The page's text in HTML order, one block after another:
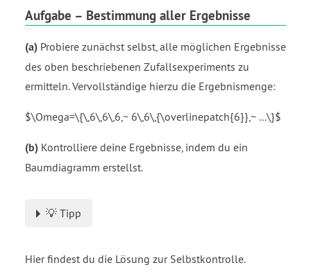
Aufgabe – Bestimmung aller Ergebnisse
(a) Probiere zunächst selbst, alle möglichen Ergebnisse
des oben beschriebenen Zufallsexperiments zu
ermitteln. Vervollständige hierzu die Ergebnismenge:
$\Omega=\{\,6\,6\,6,~ 6\,6\,{\overlinepatch{6}},~ ...\}$
(b) Kontrolliere deine Ergebnisse, indem du ein
Baumdiagramm erstellst.
💡 Tipp
Hier findest du die Lösung zur Selbstkontrolle.